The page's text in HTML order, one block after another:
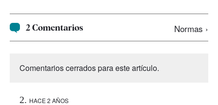
2 Comentarios Normas ›
Comentarios cerrados para este artículo.
HACE 2 AÑOS